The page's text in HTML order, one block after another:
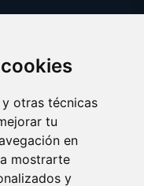
otras técnicas
tu
en
mostrarte
y